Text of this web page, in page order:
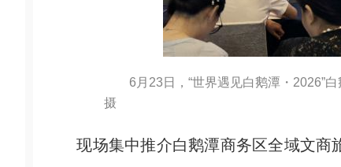
6月23日，“世界遇见白鹅潭・2026”
摄
现场集中推介白鹅潭商务区全域文商